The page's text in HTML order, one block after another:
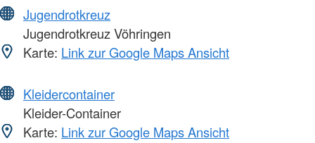
Jugendrotkreuz
Jugendrotkreuz Vöhringen
Karte: Link zur Google Maps Ansicht
Kleidercontainer
Kleider-Container
Karte: Link zur Google Maps Ansicht